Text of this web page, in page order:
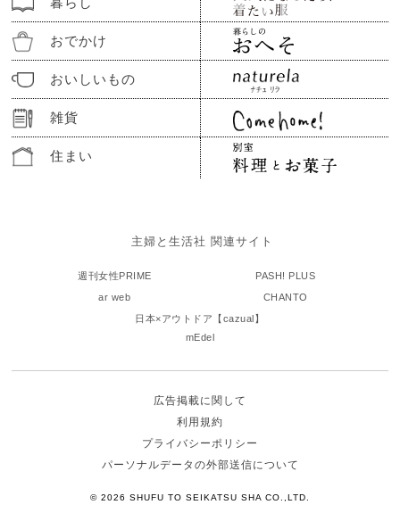
おでかけ
おいしいもの
雑貨
住まい
主婦と生活社 関連サイト
週刊女性PRIME
PASH! PLUS
ar web
CHANTO
日本×アウトドア【cazual】
mEdel
広告掲載に関して
利用規約
プライバシーポリシー
パーソナルデータの外部送信について
© 2026 SHUFU TO SEIKATSU SHA CO.,LTD.